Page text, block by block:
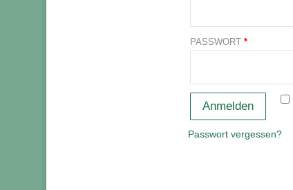
PASSWORT *
Anmelden
Passwort vergessen?